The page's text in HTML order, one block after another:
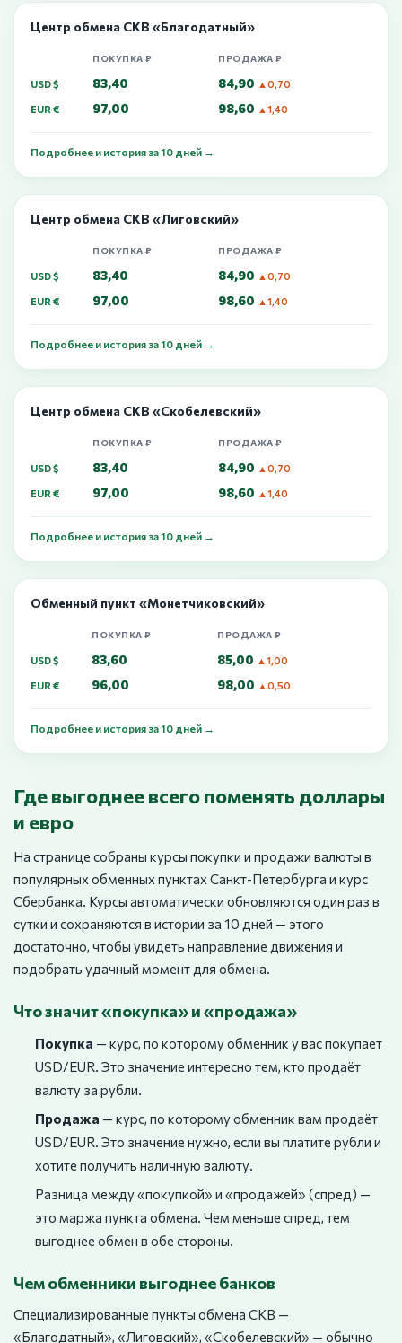
Центр обмена СКВ «Благодатный»
ПОКУПКА ₽ ПРОДАЖА ₽
USD $ 83,40 84,90 ▲0,70
EUR € 97,00 98,60 ▲1,40
Подробнее и история за 10 дней →
Центр обмена СКВ «Лиговский»
ПОКУПКА ₽ ПРОДАЖА ₽
USD $ 83,40 84,90 ▲0,70
EUR € 97,00 98,60 ▲1,40
Подробнее и история за 10 дней →
Центр обмена СКВ «Скобелевский»
ПОКУПКА ₽ ПРОДАЖА ₽
USD $ 83,40 84,90 ▲0,70
EUR € 97,00 98,60 ▲1,40
Подробнее и история за 10 дней →
Обменный пункт «Монетчиковский»
ПОКУПКА ₽ ПРОДАЖА ₽
USD $ 83,60 85,00 ▲1,00
EUR € 96,00 98,00 ▲0,50
Подробнее и история за 10 дней →
Где выгоднее всего поменять доллары
и евро
На странице собраны курсы покупки и продажи валюты в
популярных обменных пунктах Санкт-Петербурга и курс
Сбербанка. Курсы автоматически обновляются один раз в
сутки и сохраняются в истории за 10 дней — этого
достаточно, чтобы увидеть направление движения и
подобрать удачный момент для обмена.
Что значит «покупка» и «продажа»
Покупка — курс, по которому обменник у вас покупает
USD/EUR. Это значение интересно тем, кто продаёт
валюту за рубли.
Продажа — курс, по которому обменник вам продаёт
USD/EUR. Это значение нужно, если вы платите рубли и
хотите получить наличную валюту.
Разница между «покупкой» и «продажей» (спред) —
это маржа пункта обмена. Чем меньше спред, тем
выгоднее обмен в обе стороны.
Чем обменники выгоднее банков
Специализированные пункты обмена СКВ —
«Благодатный», «Лиговский», «Скобелевский» — обычно